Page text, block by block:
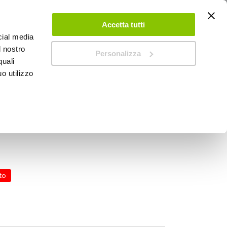
media
nostro
utilizzo
Accetta tutti
Personalizza
ACCEDI CREA UN ACCOUNT CONTATTACI